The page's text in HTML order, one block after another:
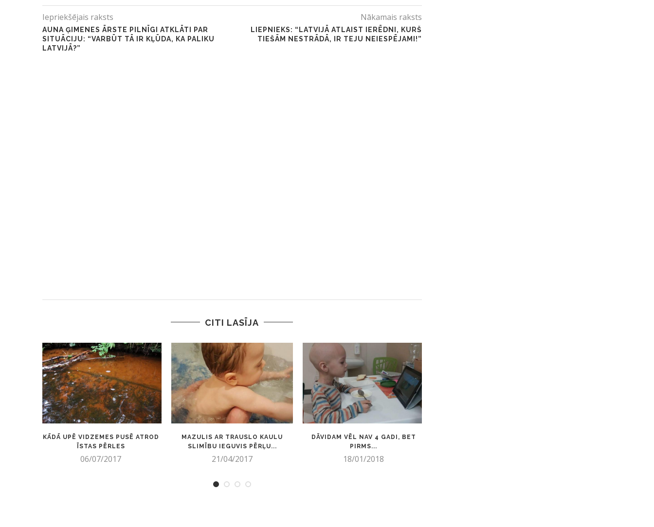
Iepriekšējais raksts
AUNA ĢIMENES ĀRSTE PILNĪGI ATKLĀTI PAR
SITUĀCIJU: “VARBŪT TĀ IR KĻŪDA, KA PALIKU
LATVIJĀ?”
Nākamais raksts
LIEPNIEKS: “LATVIJĀ ATLAIST IERĒDNI, KURŠ
TIEŠĀM NESTRĀDĀ, IR TEJU NEIESPĒJAMI!”
CITI LASĪJA
KĀDĀ UPĒ VIDZEMES PUSĒ ATROD
ĪSTAS PĒRLES
06/07/2017
MAZULIS AR TRAUSLO KAULU
SLIMĪBU IEGUVIS PĒRĻU...
21/04/2017
DĀVIDAM VĒL NAV 4 GADI, BET
PIRMS...
18/01/2018